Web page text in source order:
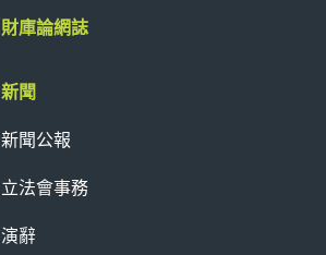
財庫論網誌
新聞
新聞公報
立法會事務
演辭